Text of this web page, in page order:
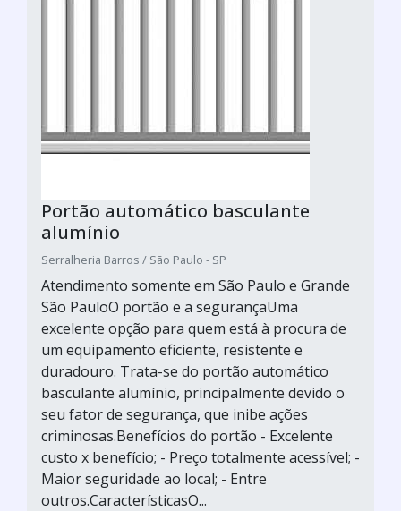
Portão automático basculante
alumínio
Serralheria Barros / São Paulo - SP
Atendimento somente em São Paulo e Grande
São PauloO portão e a segurançaUma
excelente opção para quem está à procura de
um equipamento eficiente, resistente e
duradouro. Trata-se do portão automático
basculante alumínio, principalmente devido o
seu fator de segurança, que inibe ações
criminosas.Benefícios do portão - Excelente
custo x benefício; - Preço totalmente acessível; -
Maior seguridade ao local; - Entre
outros.CaracterísticasO...